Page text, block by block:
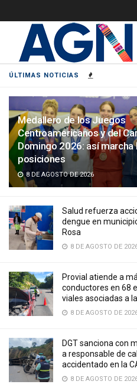
ÚLTIMAS NOTICIAS
Medallero de los Juegos
Centroamericanos y del
Domingo 2026: así marcha
posiciones
8 DE AGOSTO DE 2026
Salud refuerza
dengue en
Rosa
8 DE AGOSTO DE
Provial atiende a
conductores en 68
viales asociadas a
8 DE AGOSTO DE
DGT sanciona con
a responsable de
accidentado en la
8 DE AGOSTO DE